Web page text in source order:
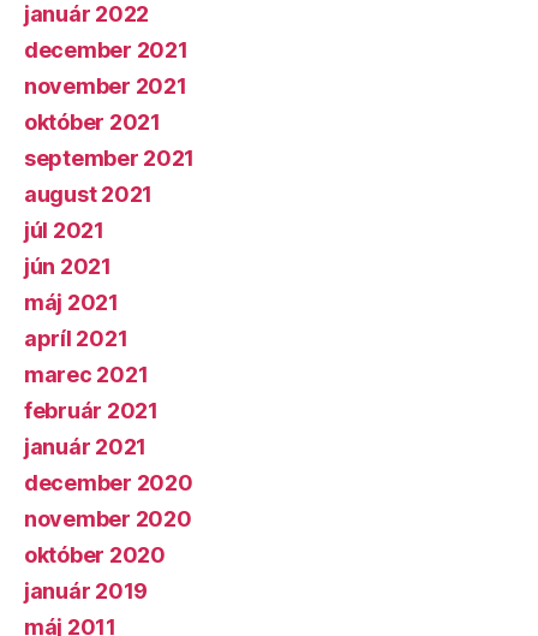
január 2022
december 2021
november 2021
október 2021
september 2021
august 2021
júl 2021
jún 2021
máj 2021
apríl 2021
marec 2021
február 2021
január 2021
december 2020
november 2020
október 2020
január 2019
máj 2011